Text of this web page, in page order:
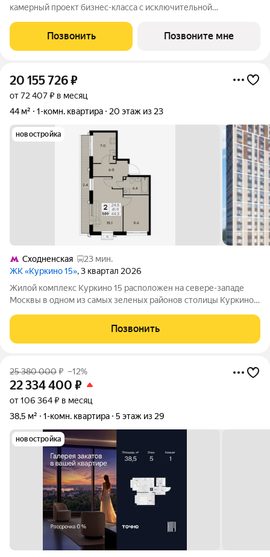
камерный проект бизнес-класса с исключительной
благоустроенной набережной канала имени Москвы. Проект
создает идеальный баланс жизни в
Позвонить Позвоните мне
20 155 726₽
от 72 407 ₽ в месяц
44 м²
1-комн. квартира 20 этаж из 23
новостройка
Сходненская
23 мин.
ЖК «Куркино 15», 3 квартал 2026
Жилой комплекс Куркино 15 расположен на севере-западе
Москвы в одном из самых зеленых районов столицы Куркино.
которых открывается вдохновляющий вид на лесопарк и
мегаполис. Комплекс состоит
Позвонить
25 380 000₽ –12%
22 334 400 ₽
от 106 364 ₽ в месяц
38,5 м²
1-комн. квартира 5 этаж из 29
новостройка